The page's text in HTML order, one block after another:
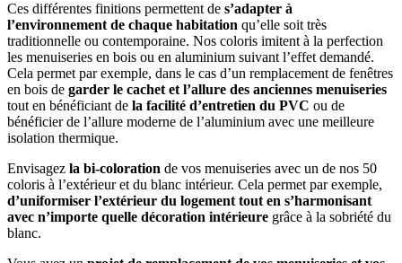
Ces différentes finitions permettent de s’adapter à
l’environnement de chaque habitation qu’elle soit très
traditionnelle ou contemporaine. Nos coloris imitent à la perfection
les menuiseries en bois ou en aluminium suivant l’effet demandé.
Cela permet par exemple, dans le cas d’un remplacement de fenêtres
en bois de garder le cachet et l’allure des anciennes menuiseries
tout en bénéficiant de la facilité d’entretien du PVC ou de
bénéficier de l’allure moderne de l’aluminium avec une meilleure
isolation thermique.
Envisagez la bi-coloration de vos menuiseries avec un de nos 50
coloris à l’extérieur et du blanc intérieur. Cela permet par exemple,
d’uniformiser l’extérieur du logement tout en s’harmonisant
avec n’importe quelle décoration intérieure grâce à la sobriété du
blanc.